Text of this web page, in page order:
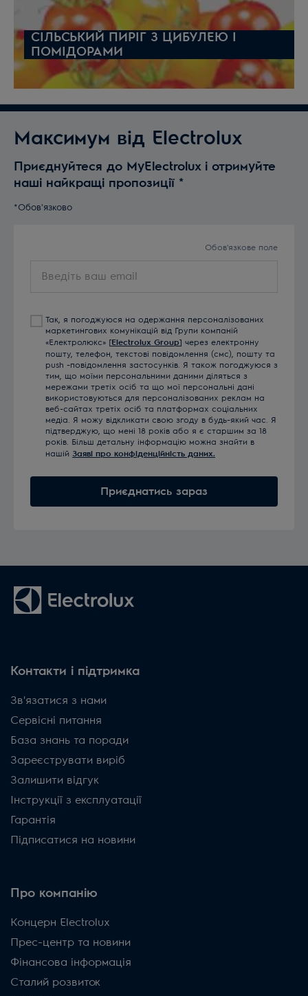
СІЛЬСЬКИЙ ПИРІГ З ЦИБУЛЕЮ І
ПОМІДОРАМИ
Максимум від Electrolux
Приєднуйтеся до MyElectrolux і отримуйте
наші найкращі пропозиції *
*Обов'язково
Обов'язкове поле
Так, я погоджуюся на одержання персоналізованих
маркетингових комунікацій від Групи компаній
«Електролюкс» [Electrolux Group] через електронну
пошту, телефон, текстові повідомлення (смс), пошту та
push -повідомлення застосунків. Я також погоджуюся з
тим, що моїми персональними даними діляться з
мережами третіх осіб та що мої персональні дані
використовуються для персоналізованих реклам на
веб-сайтах третіх осіб та платформах соціальних
медіа. Я можу відкликати свою згоду в будь-який час. Я
підтверджую, що мені 18 років або я є старшим за 18
років. Більш детальну інформацію можна знайти в
нашій Заяві про конфіденційність даних.
Приєднатись зараз
Контакти і підтримка
Зв'язатися з нами
Сервісні питання
База знань та поради
Зареєструвати виріб
Залишити відгук
Інструкції з експлуатації
Гарантія
Підписатися на новини
Про компанію
Концерн Electrolux
Прес-центр та новини
Фінансова інформація
Сталий розвиток